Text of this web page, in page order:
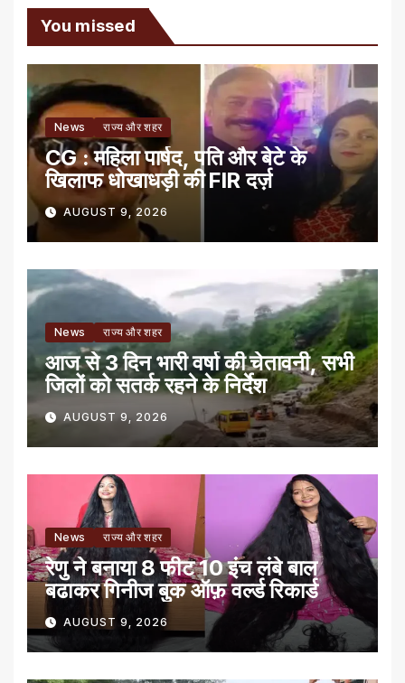
You missed
News राज्य और शहर
CG : महिला पार्षद, पति और बेटे के
खिलाफ धोखाधड़ी की FIR दर्ज़
AUGUST 9, 2026
News राज्य और शहर
आज से 3 दिन भारी वर्षा की चेतावनी, सभी
जिलों को सतर्क रहने के निर्देश
AUGUST 9, 2026
News राज्य और शहर
रेणु ने बनाया 8 फीट 10 इंच लंबे बाल
बढाकर गिनीज बुक ऑफ़ वर्ल्ड रिकार्ड
AUGUST 9, 2026